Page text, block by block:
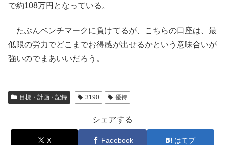
で約108万円となっている。
たぶんベンチマークに負けてるが、こちらの口座は、最
低限の労力でどこまでお得感が出せるかという意味合いが
強いのでまあいいだろう。
目標・計画・記録 3190 優待
シェアする
X Facebook はてブ